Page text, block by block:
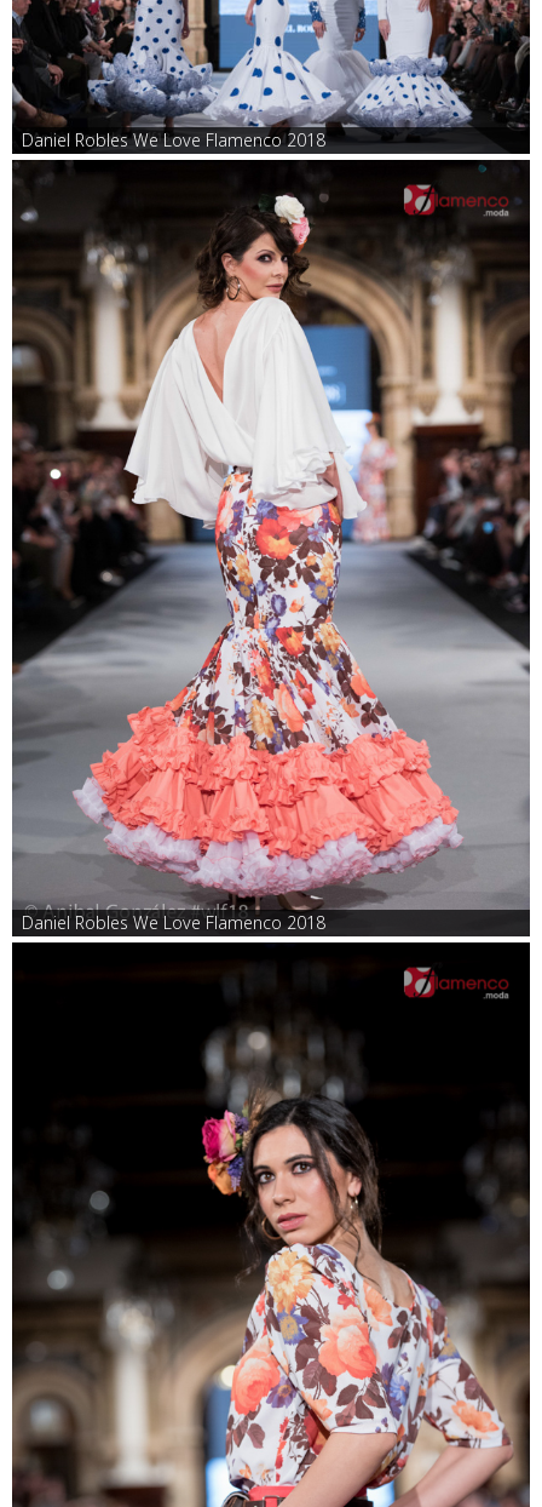
Daniel Robles We Love Flamenco 2018
Daniel Robles We Love Flamenco 2018